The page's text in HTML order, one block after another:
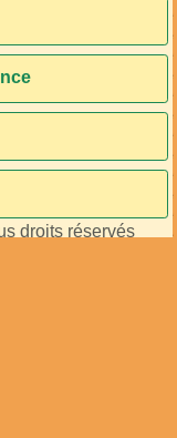
droits réservés